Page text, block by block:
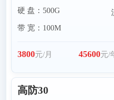
硬 盘：500G
带 宽：100M
3800元/月 45600元/
高防30